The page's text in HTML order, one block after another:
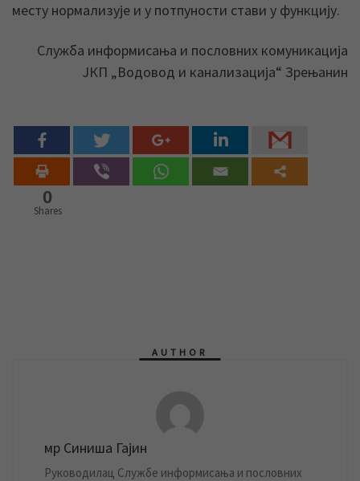
месту нормализује и у потпуности стави у функцију.
Служба информисања и пословних комуникација
ЈКП „Водовод и канализација“ Зрењанин
0
Shares
AUTHOR
мр Синиша Гајин
Руководилац Службе информисања и пословних